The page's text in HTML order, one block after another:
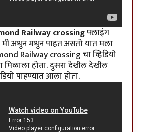
Railway crossingफ्लाइंग
अधुन मधुन पाहत असतो यात मला
Railway crossing चा व्हिडियो
मिळाला होता. दुसरा देखील देखील
पाहण्यात आला होता.